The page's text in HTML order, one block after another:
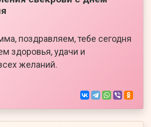
поздравляем, тебе сегодня
здоровья, удачи и
желаний.